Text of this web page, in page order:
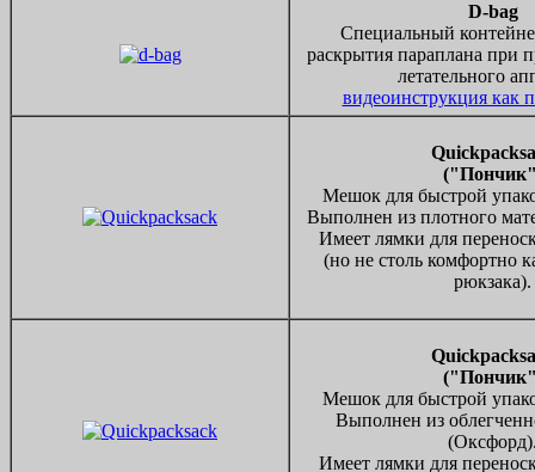
D-bag
Специальный
раскрытия параплана при
летательного
видеоинструкция как
Мешок для быстрой
Выполнен из плотного
Имеет лямки для
(но не столь комфортно
рюкзака).
Мешок для быстрой
Выполнен из
Имеет лямки для